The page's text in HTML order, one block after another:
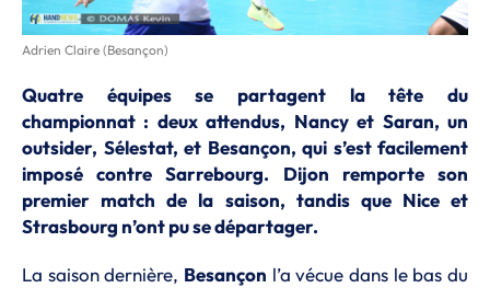
Adrien Claire (Besançon)
Quatre équipes se partagent la tête du
championnat : deux attendus, Nancy et Saran, un
outsider, Sélestat, et Besançon, qui s’est facilement
imposé contre Sarrebourg. Dijon remporte son
premier match de la saison, tandis que Nice et
Strasbourg n’ont pu se départager.
La saison dernière, Besançon l’a vécue dans le bas du